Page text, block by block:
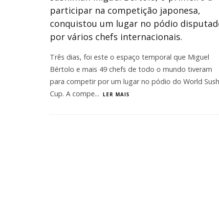
participar na competição japonesa,
conquistou um lugar no pódio
por vários chefs internacionais.
Três dias, foi este o espaço temporal que Miguel
Bértolo e mais 49 chefs de todo o mundo tiveram
para competir por um lugar no pódio do World
Cup. A compe... LER MAIS